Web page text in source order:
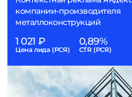
компании-производителя
металлоконструкций
1 021 ₽
Цена лида (РСЯ)
0,89%
CTR (РСЯ)